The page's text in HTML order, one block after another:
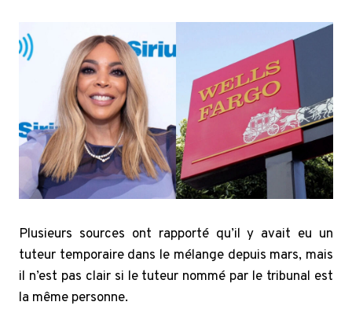
Plusieurs sources ont rapporté qu’il y avait eu un
tuteur temporaire dans le mélange depuis mars, mais
il n’est pas clair si le tuteur nommé par le tribunal est
la même personne.